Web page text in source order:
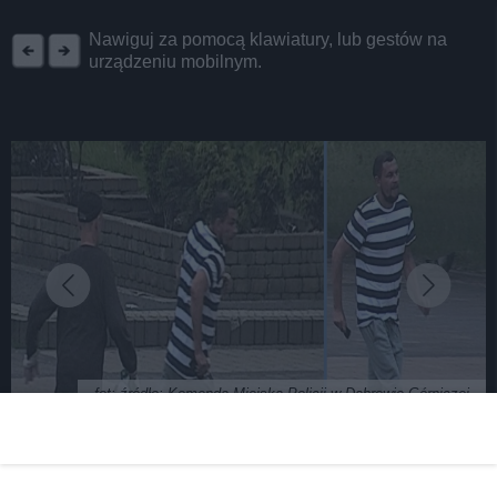
Nawiguj za pomocą klawiatury, lub gestów na
urządzeniu mobilnym.
fot: źródło: Komenda Miejska Policji w Dąbrowie Górniczej